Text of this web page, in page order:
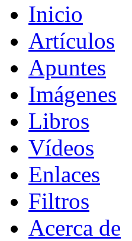
Inicio
Artículos
Apuntes
Imágenes
Libros
Vídeos
Enlaces
Filtros
Acerca de